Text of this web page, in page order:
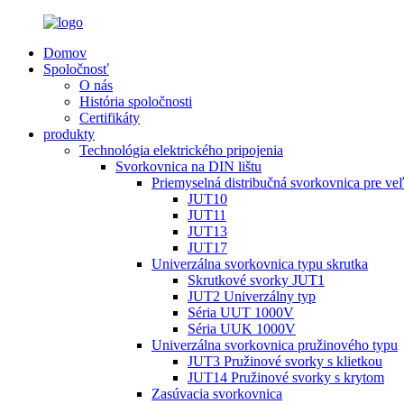
Domov
Spoločnosť
O nás
História spoločnosti
Certifikáty
produkty
Technológia elektrického pripojenia
Svorkovnica na DIN lištu
Priemyselná distribučná svorkovnica pre
JUT10
JUT11
JUT13
JUT17
Univerzálna svorkovnica typu skrutka
Skrutkové svorky JUT1
JUT2 Univerzálny typ
Séria UUT 1000V
Séria UUK 1000V
Univerzálna svorkovnica pružinového typu
JUT3 Pružinové svorky s klietkou
JUT14 Pružinové svorky s krytom
Zasúvacia svorkovnica